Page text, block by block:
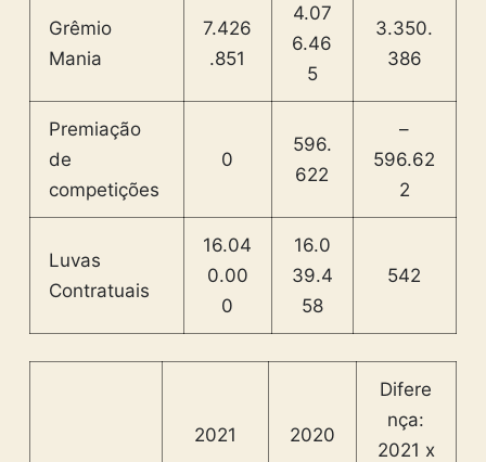
Grêmio
Mania
7.426
.851
4.07
6.46
5
3.350.
386
Premiação
de
competições
0
596.
622
–
596.62
2
Luvas
Contratuais
16.04
0.00
0
16.0
39.4
58
542
2021 2020
Difere
nça:
2021 x